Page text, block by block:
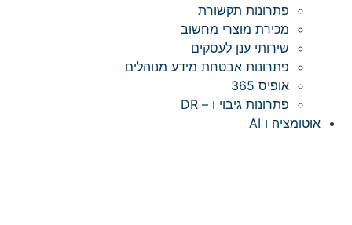
פתרונות תקשורת
מכירת מוצרי מחשוב
שירותי ענן לעסקים
פתרונות אבטחת מידע מנוהלים
אופיס 365
פתרונות גיבוי ו – DR
אוטומציה ו AI